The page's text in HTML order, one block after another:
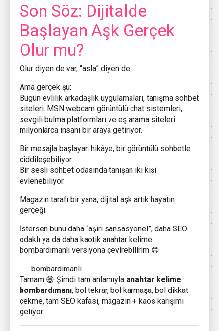
Son Söz: Dijitalde
Başlayan Aşk Gerçek
Olur mu?
Olur diyen de var, “asla” diyen de.
Ama gerçek şu:
Bugün evlilik arkadaşlık uygulamaları, tanışma sohbet
siteleri, MSN webcam görüntülü chat sistemleri,
sevgili bulma platformları ve eş arama siteleri
milyonlarca insanı bir araya getiriyor.
Bir mesajla başlayan hikâye, bir görüntülü sohbetle
ciddileşebiliyor.
Bir sesli sohbet odasında tanışan iki kişi
evlenebiliyor.
Magazin tarafı bir yana, dijital aşk artık hayatın
gerçeği.
İstersen bunu daha “aşırı sansasyonel”, daha SEO
odaklı ya da daha kaotik anahtar kelime
bombardımanlı versiyona çevirebilirim 😄
bombardımanlı
Tamam 😄 Şimdi tam anlamıyla anahtar kelime
bombardımanı, bol tekrar, bol karmaşa, bol dikkat
çekme, tam SEO kafası, magazin + kaos karışımı
geliyor: